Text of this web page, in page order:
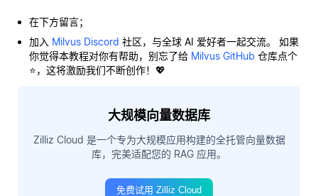
在下方留言；
加入 Milvus Discord 社区，与全球 AI 爱好者一起交流。 如果
你觉得本教程对你有帮助，别忘了给 Milvus GitHub 仓库点个
⭐，这将激励我们不断创作！💖
大规模向量数据库
Zilliz Cloud 是一个专为大规模应用构建的全托管向量数据
库，完美适配您的 RAG 应用。
免费试用 Zilliz Cloud